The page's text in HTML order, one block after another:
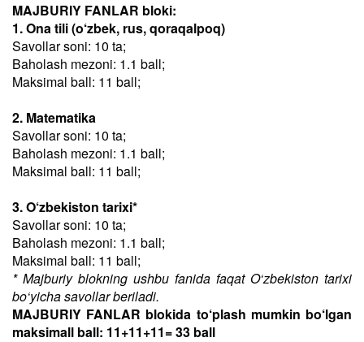
MAJBURIY FANLAR bloki:
1. Ona tili (o‘zbek, rus, qoraqalpoq)
Savollar soni: 10 ta;
Baholash mezoni: 1.1 ball;
Maksimal ball: 11 ball;
2. Matematika
Savollar soni: 10 ta;
Baholash mezoni: 1.1 ball;
Maksimal ball: 11 ball;
3. O‘zbekiston tarixi*
Savollar soni: 10 ta;
Baholash mezoni: 1.1 ball;
Maksimal ball: 11 ball;
* Majburiy blokning ushbu fanida faqat O‘zbekiston tarixi
bo‘yicha savollar beriladi.
MAJBURIY FANLAR blokida to‘plash mumkin bo‘lgan
maksimall ball: 11+11+11= 33 ball